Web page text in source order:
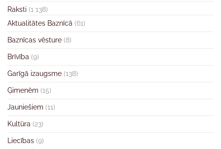
Raksti (1 138)
Aktualitātes Baznīcā (61)
Baznīcas vēsture (8)
Brīvība (9)
Garīgā izaugsme (138)
Ģimenēm (15)
Jauniešiem (11)
Kultūra (23)
Liecības (9)